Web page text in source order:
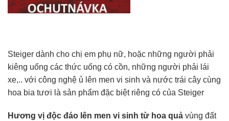
Steiger dành cho chị em phụ nữ, hoặc những người phải
kiêng uống các thức uống có cồn, những người phải lái
xe,.. với công nghệ ủ lên men vi sinh và nước trái cây cùng
hoa bia tươi là sản phẩm đặc biệt riêng có của Steiger
Hương vị độc đáo lên men vi sinh từ hoa quả vùng đất